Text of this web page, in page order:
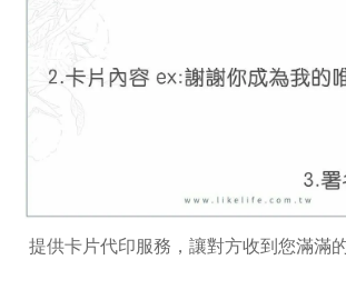
提供卡片代印服務，讓對方收到您滿滿